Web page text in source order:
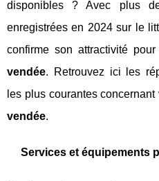
disponibles ? Avec plus
enregistrées en 2024 sur le
confirme son attractivité
vendée. Retrouvez ici les
les plus courantes
vendée.
Services et équipements